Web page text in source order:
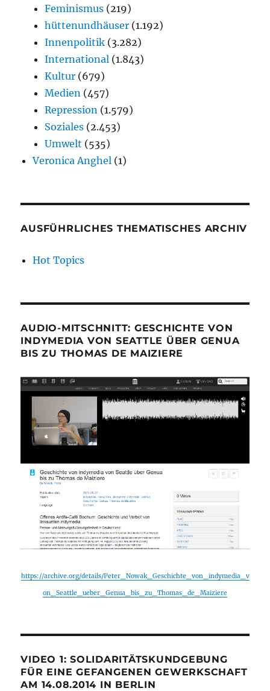
Feminismus (219)
hüttenundhäuser (1.192)
Innenpolitik (3.282)
International (1.843)
Kultur (679)
Medien (457)
Repression (1.579)
Soziales (2.453)
Umwelt (535)
Veronica Anghel (1)
AUSFÜHRLICHES THEMATISCHES ARCHIV
Hot Topics
AUDIO-MITSCHNITT: GESCHICHTE VON
INDYMEDIA VON SEATTLE ÜBER GENUA
BIS ZU THOMAS DE MAIZIERE
https://archive.org/details/Peter_Nowak_Geschichte_von_indymedia_v
on_Seattle_ueber_Genua_bis_zu_Thomas_de_Maiziere
VIDEO 1: SOLIDARITÄTSKUNDGEBUNG
FÜR EINE GEFANGENEN GEWERKSCHAFT
AM 14.08.2014 IN BERLIN